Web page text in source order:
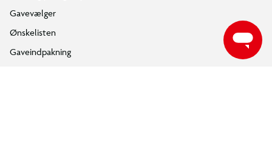
Gavevælger
Ønskelisten
Gaveindpakning